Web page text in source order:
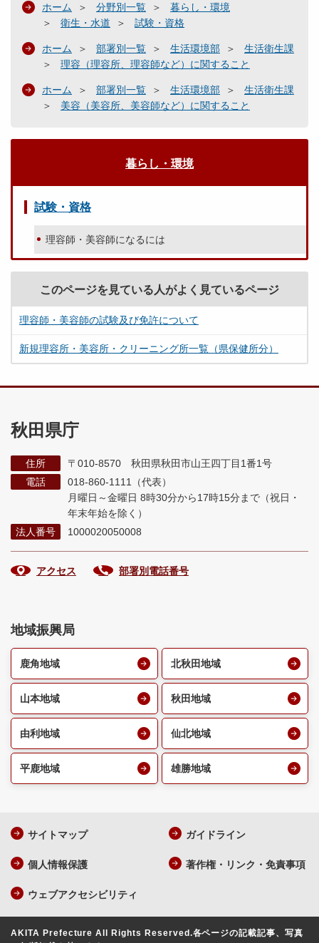
ホーム 分野別一覧
暮らし・環境
衛生・水道
試験・資格
ホーム 部署別一覧 生活環境部
生活衛生課
理容（理容所、理容師など）に関すること
ホーム 部署別一覧 生活環境部
生活衛生課
美容（美容所、美容師など）に関すること
暮らし・環境
試験・資格
理容師・美容師になるには
このページを見ている人がよく見ているページ
理容師・美容師の試験及び免許について
新規理容所・美容所・クリーニング所一覧（県保健所分）
秋田県庁
住所
〒010-8570 秋田県秋田市山王四丁目1番1号
電話
018-860-1111（代表）
月曜日～金曜日 8時30分から17時15分まで （祝日・
年末年始を除く）
法人番号
1000020050008
アクセス 部署別電話番号
地域振興局
鹿角地域 北秋田地域
山本地域 秋田地域
由利地域 仙北地域
平鹿地域 雄勝地域
サイトマップ ガイドライン
個人情報保護 著作権・リンク・免責事項
ウェブアクセシビリティ
AKITA Prefecture All Rights Reserved.各ページの記載記事、写真